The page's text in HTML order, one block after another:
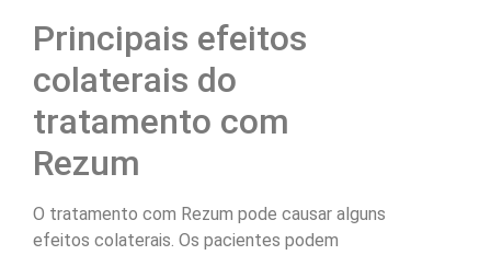
Principais efeitos
colaterais do
tratamento com
Rezum
O tratamento com Rezum pode causar alguns
efeitos colaterais. Os pacientes podem